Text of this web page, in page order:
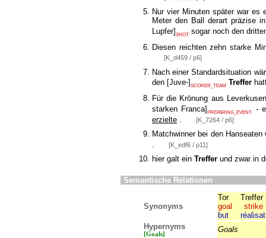
Nur vier Minuten später war es
Meter den Ball derart präzise
Lupfer]SHOT sogar noch den
Diesen reichten zehn starke
[K_d459 / p6]
Nach einer Standardsituation
den [Juve-] SCORER_TEAM Treffer
Für die Krönung aus
starken Franca]PREPARING_EVENT
-
erzielte
[K_7264 / p6]
Matchwinner bei den
[K_edf6 / p11]
hier galt ein Treffer und zwar in
Semantische Relationen
Synonyms
Tor
Treffer
goal
strike
but
Hypernyms
[Goals]
Goals